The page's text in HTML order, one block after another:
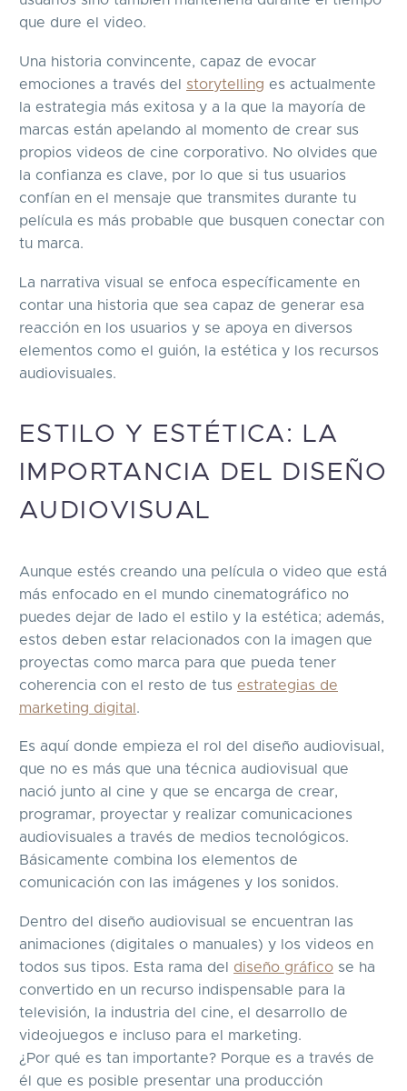
que dure el video.
Una historia convincente, capaz de evocar
emociones a través del storytelling es actualmente
la estrategia más exitosa y a la que la mayoría de
marcas están apelando al momento de crear sus
propios videos de cine corporativo. No olvides que
la confianza es clave, por lo que si tus usuarios
confían en el mensaje que transmites durante tu
película es más probable que busquen conectar con
tu marca.
La narrativa visual se enfoca específicamente en
contar una historia que sea capaz de generar esa
reacción en los usuarios y se apoya en diversos
elementos como el guión, la estética y los recursos
audiovisuales.
ESTILO Y ESTÉTICA: LA
IMPORTANCIA DEL DISEÑO
AUDIOVISUAL
Aunque estés creando una película o video que está
más enfocado en el mundo cinematográfico no
puedes dejar de lado el estilo y la estética; además,
estos deben estar relacionados con la imagen que
proyectas como marca para que pueda tener
coherencia con el resto de tus estrategias de
marketing digital .
Es aquí donde empieza el rol del diseño audiovisual,
que no es más que una técnica audiovisual que
nació junto al cine y que se encarga de crear,
programar, proyectar y realizar comunicaciones
audiovisuales a través de medios tecnológicos.
Básicamente combina los elementos de
comunicación con las imágenes y los sonidos.
Dentro del diseño audiovisual se encuentran las
animaciones (digitales o manuales) y los videos en
todos sus tipos. Esta rama del diseño gráfico se ha
convertido en un recurso indispensable para la
televisión, la industria del cine, el desarrollo de
videojuegos e incluso para el marketing.
¿Por qué es tan importante? Porque es a través de
él que es posible presentar una producción